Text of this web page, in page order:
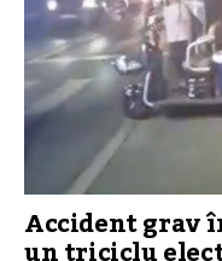
Accident grav